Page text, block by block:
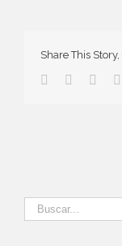
Share This